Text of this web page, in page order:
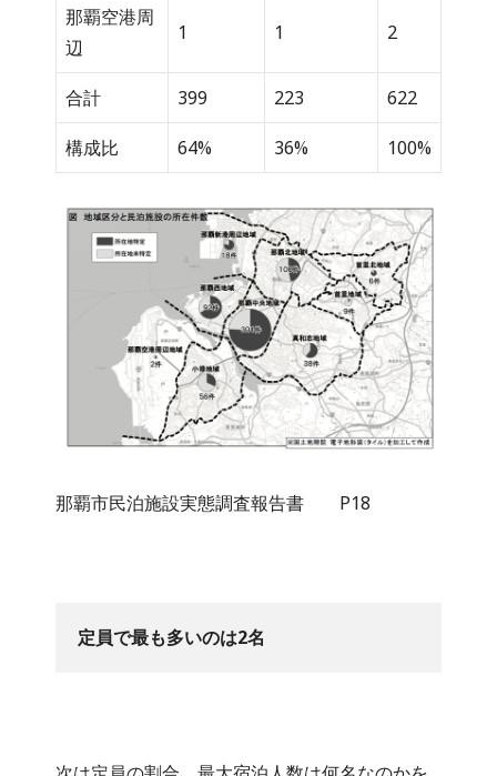
那覇空港周
辺
1 1 2
合計 399 223 622
構成比 64% 36% 100%
那覇市民泊施設実態調査報告書 P18
定員で最も多いのは2名